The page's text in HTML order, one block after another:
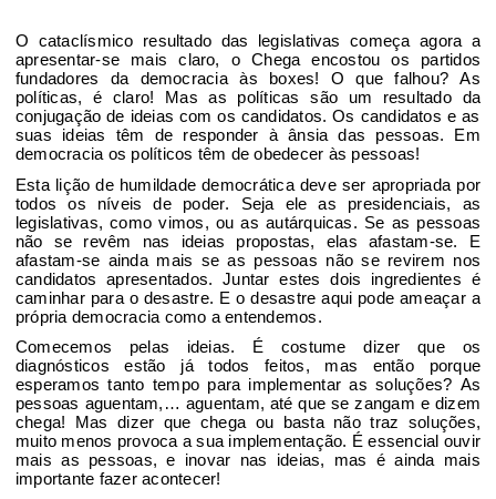
O cataclísmico resultado das legislativas começa agora a
apresentar-se mais claro, o Chega encostou os partidos
fundadores da democracia às boxes! O que falhou? As
políticas, é claro! Mas as políticas são um resultado da
conjugação de ideias com os candidatos.Os candidatos e as
suas ideias têm de responder àânsia das pessoas. Em
democracia os políticos têm de obedecer às pessoas!
Esta liçãode humildade democrática deve ser apropriada por
todos os níveis de poder. Seja ele as presidenciais, as
legislativas, como vimos, ou as autárquicas. Se as pessoas
não se revêm nas ideias propostas, elas afastam-se. E
afastam-se ainda mais se as pessoas não se revirem nos
candidatos apresentados. Juntar estes dois ingredientes é
caminhar para o desastre. E o desastre aqui podeameaçar a
própria democracia como a entendemos.
Comecemos pelas ideias.
É costume dizer que os
diagnósticos estão já todos feitos, mas então porque
esperamos tanto tempo para implementar as soluções? As
pessoas aguentam, … aguentam, até que se zangam e dizem
chega! Mas dizer que chega ou basta não traz soluções,
muito menos provoca a sua implementação. É essencial ouvir
mais as pessoas, e inovar nas ideias, mas é ainda mais
importante fazer acontecer!